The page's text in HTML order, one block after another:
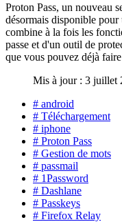
Proton Pass, un nouveau
désormais disponible
combine à la fois les
passe et d'un outil de
que vous pouvez déjà
Mis à jour : 3 juillet
# android
# Téléchargement
# iphone
# Proton Pass
# Gestion de mots
# passmail
# 1Password
# Dashlane
# Passkeys
# Firefox Relay